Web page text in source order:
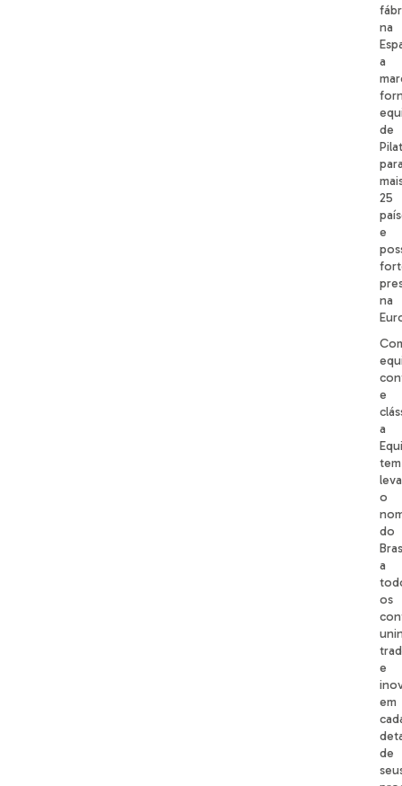
na
a
de
25
e
na
e
a
tem
o
do
a
os
e
em
de